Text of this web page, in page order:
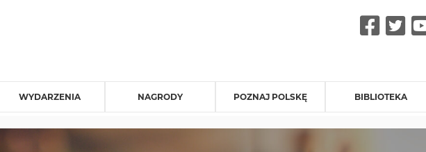
WYDARZENIA NAGRODY POZNAJ POLSKĘ BIBLIOTEKA